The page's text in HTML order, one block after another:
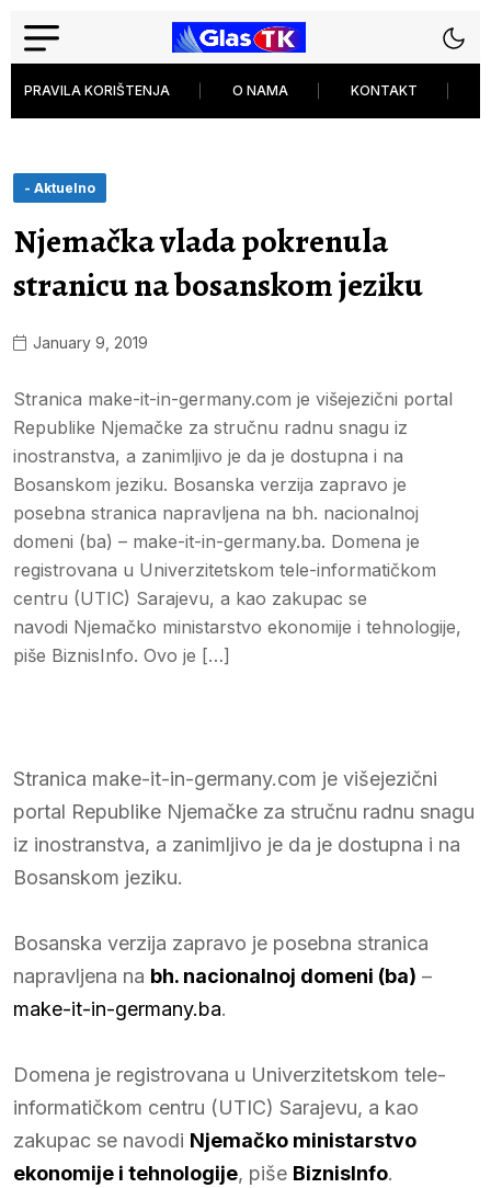
PRAVILA KORIŠTENJA O NAMA KONTAKT
- Aktuelno
Njemačka vlada pokrenula
stranicu na bosanskom jeziku
January 9, 2019
Stranica make-it-in-germany.com je višejezični portal
Republike Njemačke za stručnu radnu snagu iz
inostranstva, a zanimljivo je da je dostupna i na
Bosanskom jeziku. Bosanska verzija zapravo je
posebna stranica napravljena na bh. nacionalnoj
domeni (ba) – make-it-in-germany.ba. Domena je
registrovana u Univerzitetskom tele-informatičkom
centru (UTIC) Sarajevu, a kao zakupac se
navodi Njemačko ministarstvo ekonomije i tehnologije,
piše BiznisInfo. Ovo je […]
Stranica make-it-in-germany.com je višejezični
portal Republike Njemačke za stručnu radnu snagu
iz inostranstva, a zanimljivo je da je dostupna i na
Bosanskom jeziku.
Bosanska verzija zapravo je posebna stranica
napravljena na bh. nacionalnoj domeni (ba) –
make-it-in-germany.ba.
Domena je registrovana u Univerzitetskom tele-
informatičkom centru (UTIC) Sarajevu, a kao
zakupac se navodi Njemačko ministarstvo
ekonomije i tehnologije, piše BiznisInfo.